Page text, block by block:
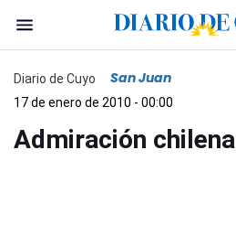
Diario de Cuyo San Juan
17 de enero de 2010 - 00:00
Admiración chilena